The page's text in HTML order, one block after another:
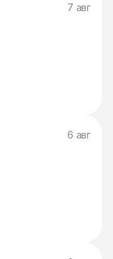
7 авг
6 авг